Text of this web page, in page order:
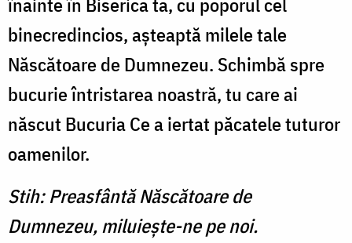
înainte în Biserica ta, cu poporul cel
binecredincios, aşteaptă milele tale
Născă­toare de Dumnezeu. Schimbă spre
bucurie întristarea noastră, tu care ai
născut Bucuria Ce a iertat păcatele tuturor
oame­nilor.
Stih: Preasfântă Născătoare de
Dumnezeu, miluieşte-ne pe noi.